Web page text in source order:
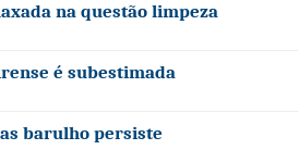
na questão limpeza
é subestimada
barulho persiste